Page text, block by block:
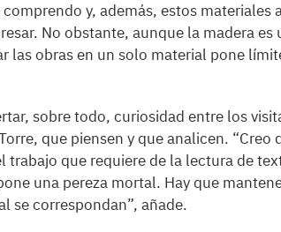
y, además, estos materiales
No obstante, aunque la madera
las obras en un solo material pone
sobre todo, curiosidad entre los
que piensen y que analicen. “Creo
trabajo que requiere de la lectura de
una pereza mortal. Hay que
se correspondan”, añade.